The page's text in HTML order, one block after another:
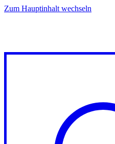
Zum Hauptinhalt wechseln